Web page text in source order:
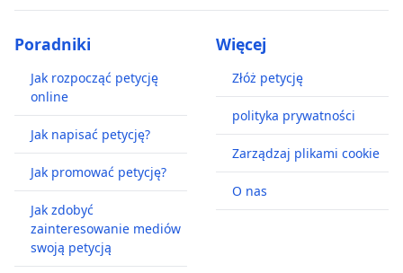
Poradniki
Jak rozpocząć petycję
online
Jak napisać petycję?
Jak promować petycję?
Jak zdobyć
zainteresowanie mediów
swoją petycją
Więcej
Złóż petycję
polityka prywatności
Zarządzaj plikami cookie
O nas